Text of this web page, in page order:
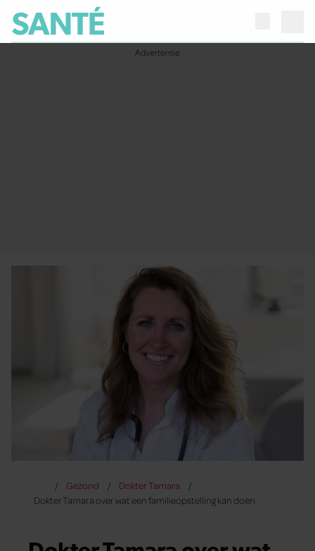
Gezond
Dokter Tamara
Dokter Tamara over wat een familieopstelling kan doen